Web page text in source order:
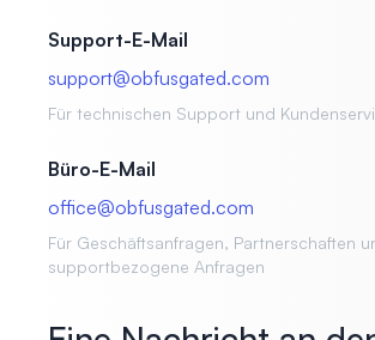
Support-E-Mail
support@obfusgated.com
Für technischen Support und
Büro-E-Mail
office@obfusgated.com
Für Geschäftsanfragen, Partnerschaften
supportbezogene Anfragen